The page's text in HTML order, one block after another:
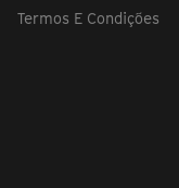
Termos E Condições